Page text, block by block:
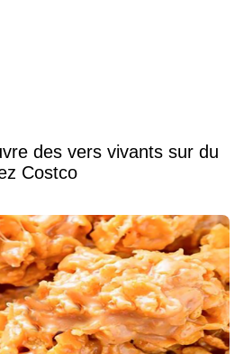
des vers vivants sur du
Costco